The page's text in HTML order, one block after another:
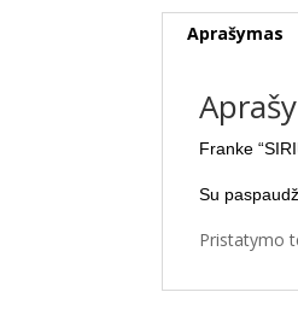
Aprašymas
Franke
Su
Pristatymo